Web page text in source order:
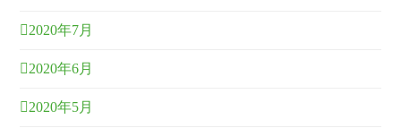
2020年7月
2020年6月
2020年5月